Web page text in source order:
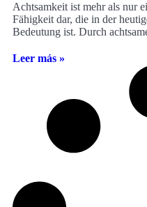
Achtsamkeit ist mehr als nur
Fähigkeit dar, die in der
Bedeutung ist. Durch
Leer más »